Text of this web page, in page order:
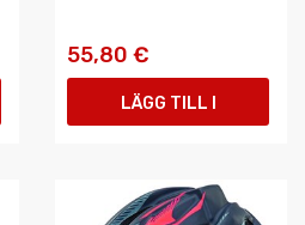
55,80 €
LÄGG TILL I